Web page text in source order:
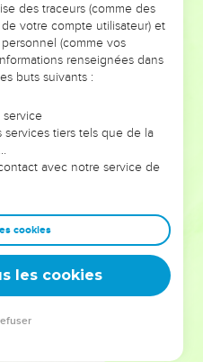
!
VOUS ÉVITER LES
?
moins les doutes, les erreurs
alors même que ce
ont façonnés.
et responsables
afin que leurs erreurs
guidiez un ministère, une
leur expérience est faite
des traceurs (comme des
votre compte utilisateur) et
(comme vos
renseignées dans
buts suivants :
service
tiers tels que de la
avec notre service de
cookies
les cookies